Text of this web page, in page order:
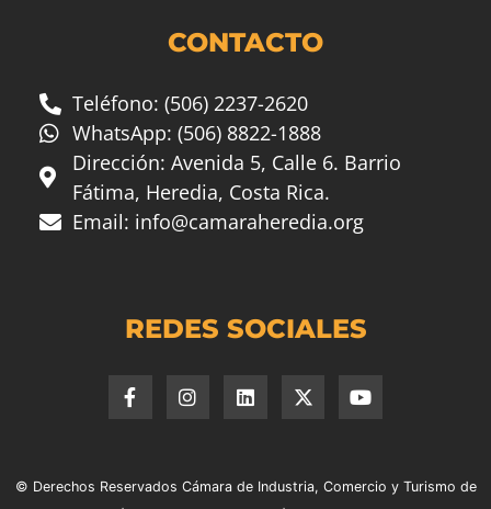
CONTACTO
Teléfono: (506) 2237-2620
WhatsApp: (506) 8822-1888
Dirección: Avenida 5, Calle 6. Barrio
Fátima, Heredia, Costa Rica.
Email: info@camaraheredia.org
REDES SOCIALES
© Derechos Reservados Cámara de Industria, Comercio y Turismo de